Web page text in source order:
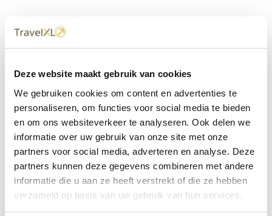
Deze website maakt gebruik van cookies
We gebruiken cookies om content en advertenties te
personaliseren, om functies voor social media te bieden
en om ons websiteverkeer te analyseren. Ook delen we
informatie over uw gebruik van onze site met onze
partners voor social media, adverteren en analyse. Deze
partners kunnen deze gegevens combineren met andere
informatie die u aan ze heeft verstrekt of die ze hebben
verzameld op basis van uw gebruik van hun services.
dichtbij
Met 60+ verkooppunten in Nederland en België staan wij
met onze XL Travelcenters, mobiele reisadviseurs van
TravelXL@Home en deze website altijd voor uw vakantie
klaar.
• Ontzorgen van A-Z • Onafhankelijk advies • Maatwerk •
Bespaar tijd en stress
TravelXLreisbureau's